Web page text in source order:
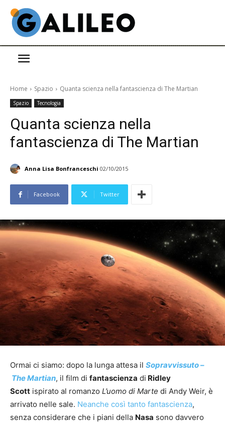
Home Spazio Quanta scienza nella fantascienza di The Martian
Spazio Tecnologia
Quanta scienza nella
fantascienza di The Martian
Anna Lisa Bonfranceschi 02/10/2015
Facebook Twitter
Ormai ci siamo: dopo la lunga attesa il Sopravvissuto–
The Martian, il film di fantascienza di Ridley
Scott ispirato al romanzo L’uomo di Marte di Andy Weir, è
arrivato nelle sale. Neanche così tanto fantascienza,
senza considerare che i piani della Nasa sono davvero